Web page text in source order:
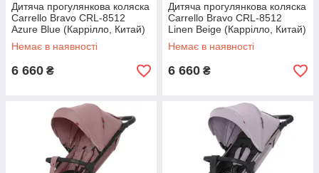
Дитяча прогулянкова коляска
Carrello Bravo CRL-8512
Azure Blue (Каррілло, Китай)
Немає в наявності
6 660 ₴
Дитяча прогулянкова коляска
Carrello Bravo CRL-8512
Linen Beige (Каррілло, Китай)
Немає в наявності
6 660 ₴